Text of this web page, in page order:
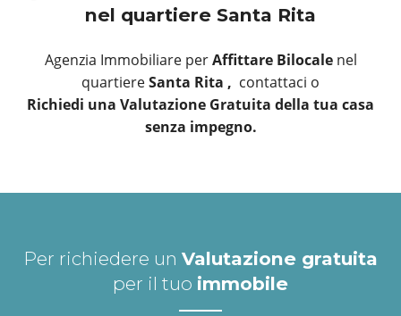
nel quartiere Santa Rita
Agenzia Immobiliare perAffittare Bilocale nel
quartiereSanta Rita , contattaci o
Richiedi una Valutazione Gratuita della tua casa
senza impegno.
Per richiedere un Valutazione gratuita
per il tuo immobile